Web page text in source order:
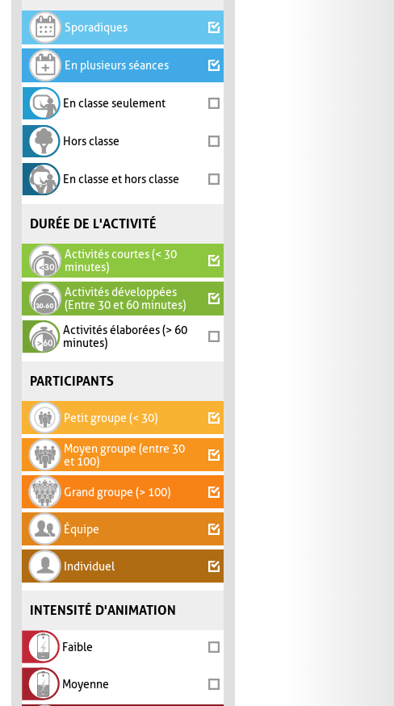
Sporadiques
En plusieurs séances
En classe seulement
Hors classe
En classe et hors classe
DURÉE DE L'ACTIVITÉ
Activités courtes (< 30
minutes)
Activités développées
(Entre 30 et 60 minutes)
Activités élaborées (> 60
minutes)
PARTICIPANTS
Petit groupe (< 30)
Moyen groupe (entre 30
et 100)
Grand groupe (> 100)
Équipe
Individuel
INTENSITÉ D'ANIMATION
Faible
Moyenne